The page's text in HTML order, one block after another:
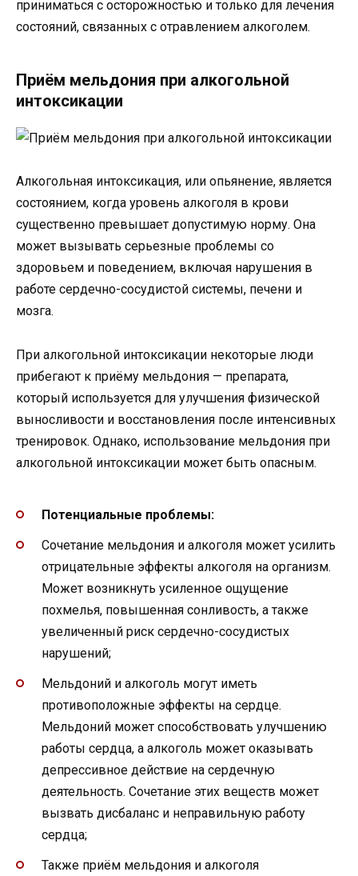
приниматься с осторожностью и только для лечения
состояний, связанных с отравлением алкоголем.
Приём мельдония при алкогольной
интоксикации
Алкогольная интоксикация, или опьянение, является
состоянием, когда уровень алкоголя в крови
существенно превышает допустимую норму. Она
может вызывать серьезные проблемы со
здоровьем и поведением, включая нарушения в
работе сердечно-сосудистой системы, печени и
мозга.
При алкогольной интоксикации некоторые люди
прибегают к приёму мельдония — препарата,
который используется для улучшения физической
выносливости и восстановления после интенсивных
тренировок. Однако, использование мельдония при
алкогольной интоксикации может быть опасным.
Потенциальные проблемы:
Сочетание мельдония и алкоголя может усилить
отрицательные эффекты алкоголя на организм.
Может возникнуть усиленное ощущение
похмелья, повышенная сонливость, а также
увеличенный риск сердечно-сосудистых
нарушений;
Мельдоний и алкоголь могут иметь
противоположные эффекты на сердце.
Мельдоний может способствовать улучшению
работы сердца, а алкоголь может оказывать
депрессивное действие на сердечную
деятельность. Сочетание этих веществ может
вызвать дисбаланс и неправильную работу
сердца;
Также приём мельдония и алкоголя